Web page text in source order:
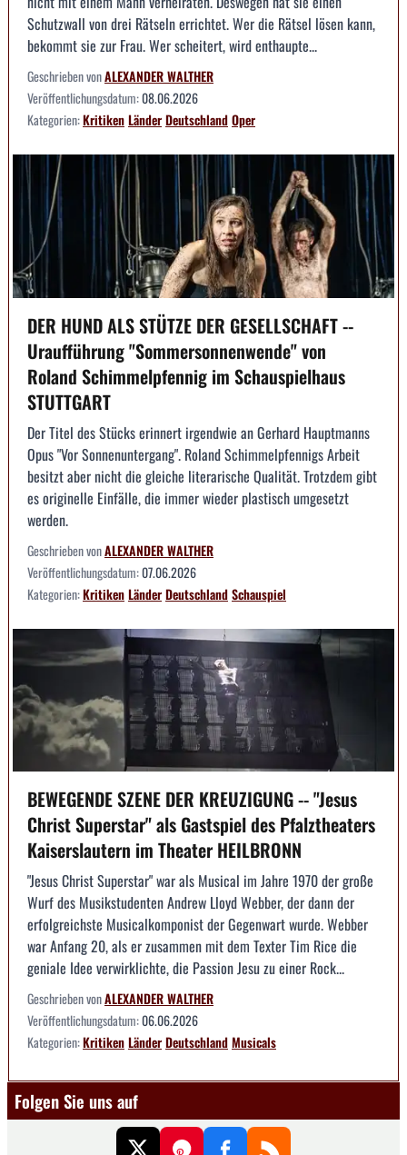
Schutzwall von drei Rätseln errichtet. Wer die Rätsel lösen kann,
bekommt sie zur Frau. Wer scheitert, wird enthaupte...
Geschrieben vonALEXANDER WALTHER
Veröffentlichungsdatum:08.06.2026
Kategorien:KritikenLänderDeutschlandOper
DER HUND ALS STÜTZE DER GESELLSCHAFT --
Uraufführung "Sommersonnenwende" von
Roland Schimmelpfennig im Schauspielhaus
STUTTGART
Der Titel des Stücks erinnert irgendwie an Gerhard Hauptmanns
Opus "Vor Sonnenuntergang". Roland Schimmelpfennigs Arbeit
besitzt aber nicht die gleiche literarische Qualität. Trotzdem gibt
es originelle Einfälle, die immer wieder plastisch umgesetzt
werden.
Geschrieben vonALEXANDER WALTHER
Veröffentlichungsdatum:07.06.2026
Kategorien:KritikenLänderDeutschlandSchauspiel
BEWEGENDE SZENE DER KREUZIGUNG -- "Jesus
Christ Superstar" als Gastspiel des Pfalztheaters
Kaiserslautern im Theater HEILBRONN
"Jesus Christ Superstar" war als Musical im Jahre 1970 der große
Wurf des Musikstudenten Andrew Lloyd Webber, der dann der
erfolgreichste Musicalkomponist der Gegenwart wurde. Webber
war Anfang 20, als er zusammen mit dem Texter Tim Rice die
geniale Idee verwirklichte, die Passion Jesu zu einer Rock...
Geschrieben vonALEXANDER WALTHER
Veröffentlichungsdatum:06.06.2026
Kategorien:KritikenLänderDeutschlandMusicals
Folgen Sie uns auf